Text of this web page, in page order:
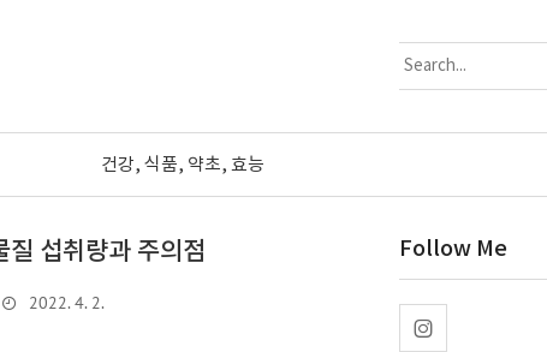
건강, 식품, 약초, 효능
질 섭취량과 주의점
2022. 4. 2.
Follow Me